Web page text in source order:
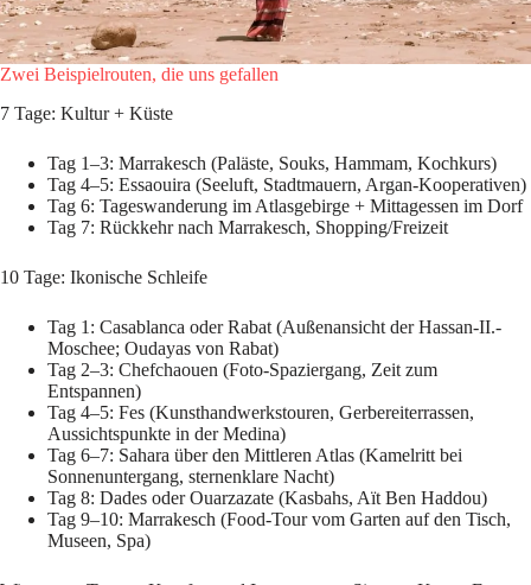
Zwei Beispielrouten, die uns gefallen
7 Tage: Kultur + Küste
Tag 1–3: Marrakesch (Paläste, Souks, Hammam, Kochkurs)
Tag 4–5: Essaouira (Seeluft, Stadtmauern, Argan-Kooperativen)
Tag 6: Tageswanderung im Atlasgebirge + Mittagessen im Dorf
Tag 7: Rückkehr nach Marrakesch, Shopping/Freizeit
10 Tage: Ikonische Schleife
Tag 1: Casablanca oder Rabat (Außenansicht der Hassan-II.-
Moschee; Oudayas von Rabat)
Tag 2–3: Chefchaouen (Foto-Spaziergang, Zeit zum
Entspannen)
Tag 4–5: Fes (Kunsthandwerkstouren, Gerbereiterrassen,
Aussichtspunkte in der Medina)
Tag 6–7: Sahara über den Mittleren Atlas (Kamelritt bei
Sonnenuntergang, sternenklare Nacht)
Tag 8: Dades oder Ouarzazate (Kasbahs, Aït Ben Haddou)
Tag 9–10: Marrakesch (Food-Tour vom Garten auf den Tisch,
Museen, Spa)